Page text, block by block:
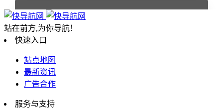
站在前方,为你导航！
快速入口
站点地图
最新资讯
广告合作
服务与支持